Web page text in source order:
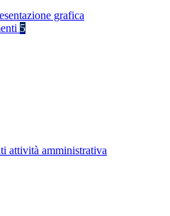
grafica
5
attività amministrativa